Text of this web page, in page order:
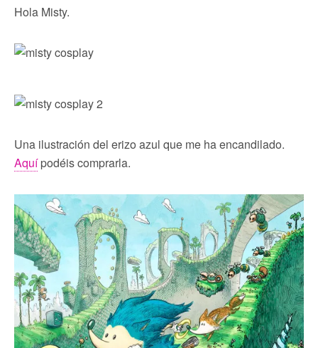
Hola Misty.
Una ilustración del erizo azul que me ha encandilado.
Aquípodéis comprarla.